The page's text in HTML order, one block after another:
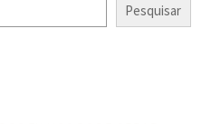
Pesquisar